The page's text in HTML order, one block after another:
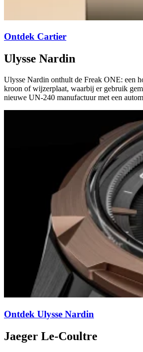
Ontdek Cartier
Ulysse Nardin
Ulysse Nardin onthult de Freak ONE: een
kroon of wijzerplaat, waarbij er gebruik
nieuwe UN-240 manufactuur met een
Ontdek Ulysse Nardin
Jaeger Le-Coultre